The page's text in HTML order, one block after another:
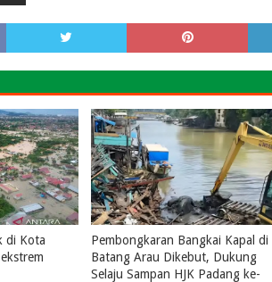
di Kota
Pembongkaran Bangkai Kapal di
Batang Arau Dikebut, Dukung
Selaju Sampan HJK Padang ke-